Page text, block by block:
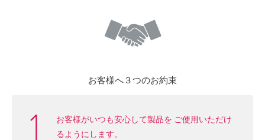
お客様へ３つのお約束
お客様がいつも安心して製品を ご使用いただけ
るようにします。